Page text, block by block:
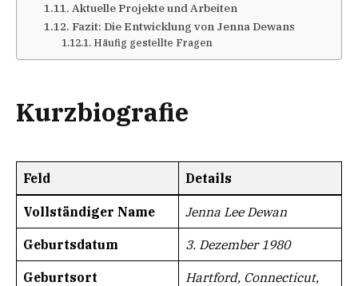
Aktuelle Projekte und Arbeiten​
Fazit: Die Entwicklung von Jenna Dewans
Häufig gestellte Fragen
Kurzbiografie​
Feld Details
Vollständiger Name Jenna Lee Dewan
Geburtsdatum​​ 3. Dezember 1980
Geburtsort​​
Hartford, Connecticut,